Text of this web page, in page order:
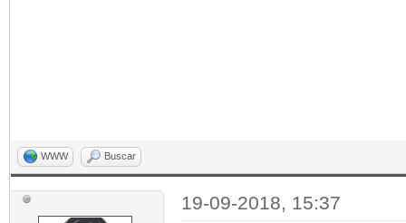
WWW Buscar
19-09-2018, 15:37